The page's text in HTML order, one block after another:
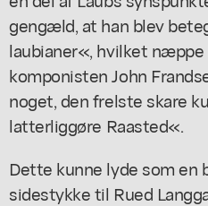
gengæld, at han blev
laubianer«, hvilket
komponisten John
noget, den frelste skare
latterliggøre Raasted«.
Dette kunne lyde som en
sidestykke til Rued